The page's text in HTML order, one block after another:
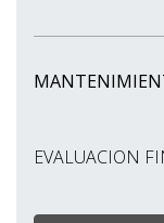
EVALUACION